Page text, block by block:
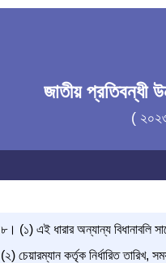
জাতীয়
(
৮। (১) এই ধারার অন্যান্য বিধানাবলি
(২) চেয়ারম্যান কর্তৃক নির্ধারিত তারিখ,